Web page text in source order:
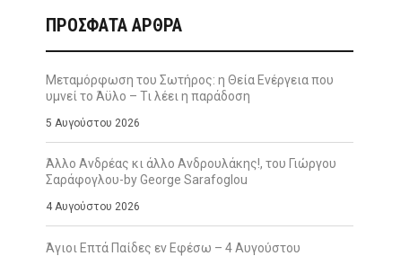
ΠΡΌΣΦΑΤΑ ΆΡΘΡΑ
Μεταμόρφωση του Σωτήρος: η Θεία Ενέργεια που
υμνεί το Άϋλο – Τι λέει η παράδοση
5 Αυγούστου 2026
Άλλο Ανδρέας κι άλλο Ανδρουλάκης!, του Γιώργου
Σαράφογλου-by George Sarafoglou
4 Αυγούστου 2026
Άγιοι Επτά Παίδες εν Εφέσω – 4 Αυγούστου